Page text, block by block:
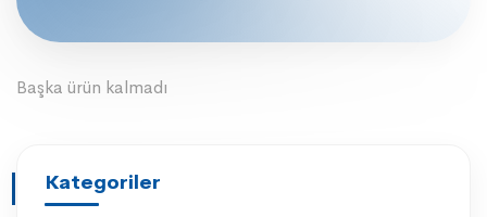
Kategoriler
10.050,00₺
Başka ürün kalmadı